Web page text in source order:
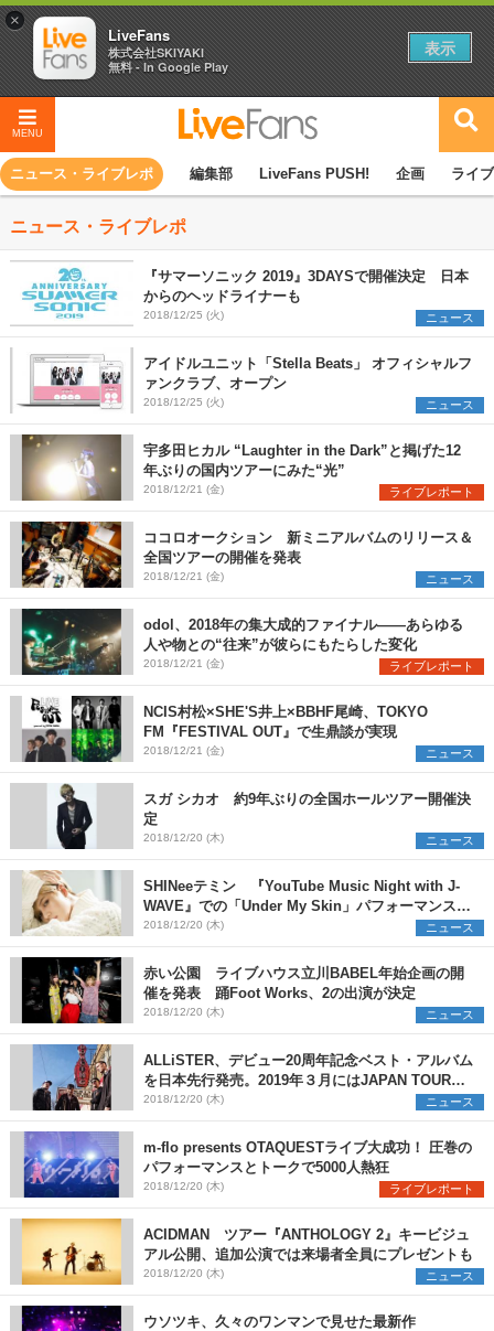
MENU
ニュース・ライブレポ 編集部 LiveFans PUSH! 企画 ライ
ニュース・ライブレポ
『サマーソニック 2019』3DAYSで開催決定 日本
からのヘッドライナーも
2018/12/25 (火) ニュース
アイドルユニット「Stella Beats」 オフィシャルフ
ァンクラブ、オープン
2018/12/25 (火) ニュース
宇多田ヒカル “Laughter in the Dark”と掲げた12
年ぶりの国内ツアーにみた“光”
2018/12/21 (金) ライブレポート
ココロオークション 新ミニアルバムのリリース＆
全国ツアーの開催を発表
2018/12/21 (金) ニュース
odol、2018年の集大成的ファイナル――あらゆる
人や物との“往来”が彼らにもたらした変化
2018/12/21 (金) ライブレポート
NCIS村松×SHE'S井上×BBHF尾崎、TOKYO
FM『FESTIVAL OUT』で生鼎談が実現
2018/12/21 (金) ニュース
スガ シカオ 約9年ぶりの全国ホールツアー開催決
定
2018/12/20 (木) ニュース
SHINeeテミン 『YouTube Music Night with J-
WAVE』での「Under My Skin」パフォーマンス映
像公開
2018/12/20 (木) ニュース
赤い公園 ライブハウス立川BABEL年始企画の開
催を発表 踊Foot Works、2の出演が決定
2018/12/20 (木) ニュース
ALLiSTER、デビュー20周年記念ベスト・アルバム
を日本先行発売。2019年３月にはJAPAN TOURも
決定
2018/12/20 (木) ニュース
m-flo presents OTAQUESTライブ大成功！ 圧巻の
パフォーマンスとトークで5000人熱狂
2018/12/20 (木) ライブレポート
ACIDMAN ツアー『ANTHOLOGY 2』キービジュ
アル公開、追加公演では来場者全員にプレゼントも
2018/12/20 (木) ニュース
ウソツキ、久々のワンマンで見せた最新作
×
LiveFans
株式会社SKIYAKI
無料 - In Google Play
表示